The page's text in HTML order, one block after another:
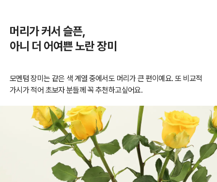
머리가 커서 슬픈,
아니 더 어여쁜 노란 장미
모멘텀 장미는 같은 색 계열 중에서도 머리가 큰 편이예요. 또 비교적
가시가 적어 초보자 분들께 꼭 추천하고싶어요.